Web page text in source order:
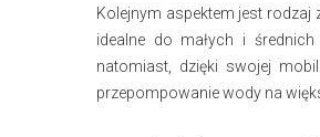
Kolejnym aspektem jest rodzaj
idealne do małych i
natomiast, dzięki swojej
przepompowanie wody na